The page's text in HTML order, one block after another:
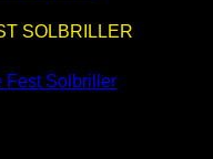
SOLBRILLER
Fest Solbriller